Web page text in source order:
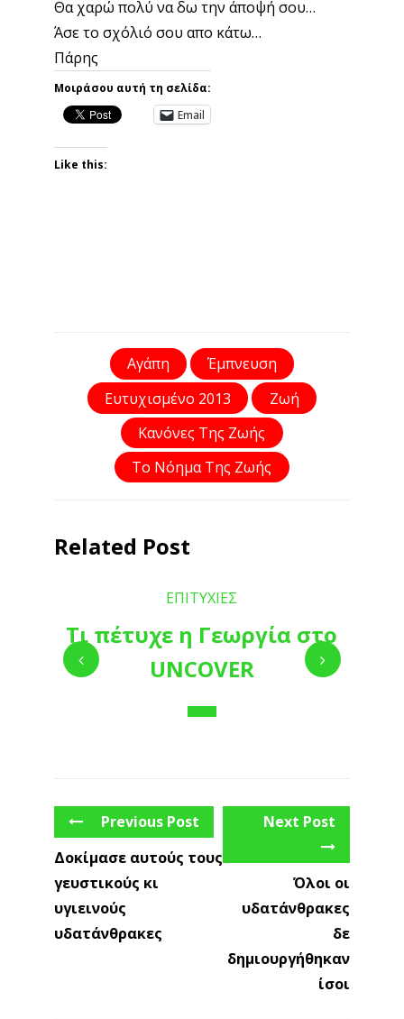
Θα χαρώ πολύ να δω την άποψή σου…
Άσε το σχόλιό σου απο κάτω…
Πάρης
Μοιράσου αυτή τη σελίδα:
Email
Like this:
Αγάπη
Έμπνευση
Ευτυχισμένο 2013
Ζωή
Κανόνες Της Ζωής
Το Νόημα Της Ζωής
Related Post
ΕΠΙΤΥΧΙΕΣ
Τι πέτυχε η Γεωργία στο
UNCOVER
Previous Post
Δοκίμασε αυτούς τους
γευστικούς κι
υγιεινούς
υδατάνθρακες
Next Post
Όλοι οι
υδατάνθρακες
δε
δημιουργήθηκαν
ίσοι